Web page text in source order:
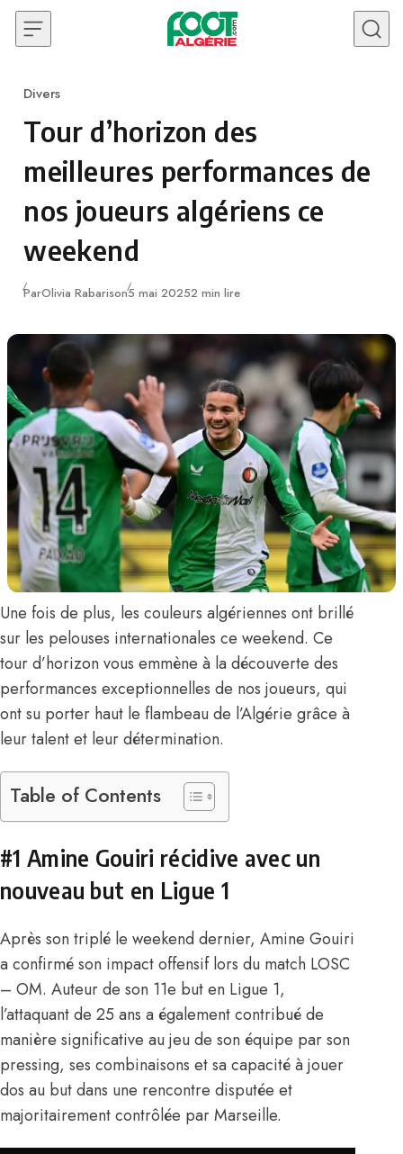
Skip to content
Category
Divers
Tour d’horizon des
meilleures performances de
nos joueurs algériens ce
weekend
ParOlivia RabarisonPublié
5 mai 20252 min lire
Une fois de plus, les couleurs algériennes ont brillé
sur les pelouses internationales ce weekend. Ce
tour d’horizon vous emmène à la découverte des
performances exceptionnelles de nos joueurs, qui
ont su porter haut le flambeau de l’Algérie grâce à
leur talent et leur détermination.
Table of Contents
#1 Amine Gouiri récidive avec un
nouveau but en Ligue 1
Après son triplé le weekend dernier, Amine Gouiri
a confirmé son impact offensif lors du match LOSC
– OM. Auteur de son 11e but en Ligue 1,
l’attaquant de 25 ans a également contribué de
manière significative au jeu de son équipe par son
pressing, ses combinaisons et sa capacité à jouer
dos au but dans une rencontre disputée et
majoritairement contrôlée par Marseille.